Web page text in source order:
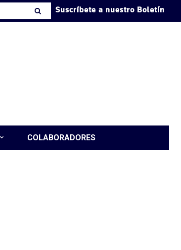
Suscríbete a nuestro Boletín
COLABORADORES